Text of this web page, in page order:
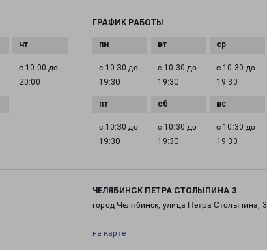
с 10:00 до
20:00
ГРАФИК РАБОТЫ
с 10:30 до
19:30
с 10:30 до
19:30
с 10:30 до
19:30
с 10:30 до
19:30
с 10:30 до
19:30
с 10:30 до
19:30
ЧЕЛЯБИНСК ПЕТРА СТОЛЫПИНА 3
город Челябинск, улица Петра Столыпина, 3
на карте